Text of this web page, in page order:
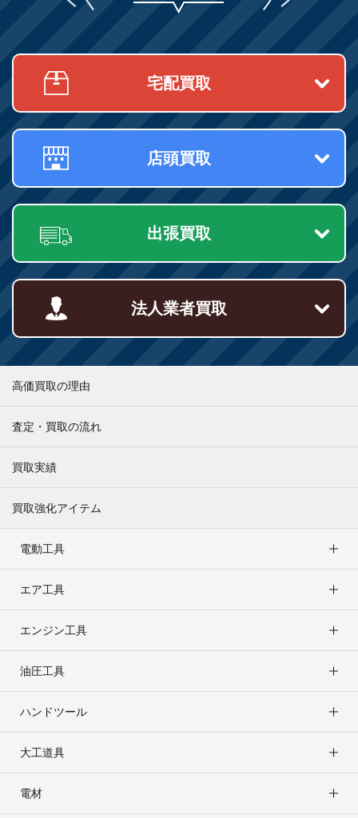
宅配買取
店頭買取
出張買取
法人業者買取
高価買取の理由
査定・買取の流れ
買取実績
買取強化アイテム
電動工具
エア工具
エンジン工具
油圧工具
ハンドツール
大工道具
電材